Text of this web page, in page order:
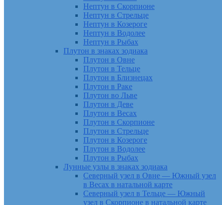
Нептун в Скорпионе
Нептун в Стрельце
Нептун в Козероге
Нептун в Водолее
Нептун в Рыбах
Плутон в знаках зодиака
Плутон в Овне
Плутон в Тельце
Плутон в Близнецах
Плутон в Раке
Плутон во Льве
Плутон в Деве
Плутон в Весах
Плутон в Скорпионе
Плутон в Стрельце
Плутон в Козероге
Плутон в Водолее
Плутон в Рыбах
Лунные узлы в знаках зодиака
Северный узел в Овне — Южный узел
в Весах в натальной карте
Северный узел в Тельце — Южный
узел в Скорпионе в натальной карте